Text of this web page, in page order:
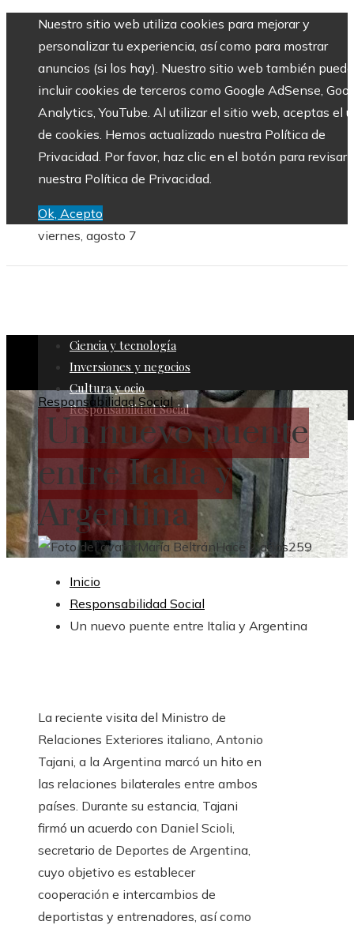
Nuestro sitio web utiliza cookies para mejorar y
personalizar tu experiencia, así como para mostrar
anuncios (si los hay). Nuestro sitio web también puede
incluir cookies de terceros como Google AdSense,
Analytics, YouTube. Al utilizar el sitio web, aceptas el
de cookies. Hemos actualizado nuestra Política de
Privacidad. Por favor, haz clic en el botón para revisar
nuestra Política de Privacidad.
Ok, Acepto
viernes, agosto 7
Ciencia y tecnología
Inversiones y negocios
Cultura y ocio
Responsabilidad Social
Responsabilidad Social
Un nuevo puente
entre Italia y
Argentina
María BeltránHace 2 años259
Inicio
Responsabilidad Social
Un nuevo puente entre Italia y Argentina
La reciente visita del Ministro de
Relaciones Exteriores italiano, Antonio
Tajani, a la Argentina marcó un hito en
las relaciones bilaterales entre ambos
países. Durante su estancia, Tajani
firmó un acuerdo con Daniel Scioli,
secretario de Deportes de Argentina,
cuyo objetivo es establecer
cooperación e intercambios de
deportistas y entrenadores, así como